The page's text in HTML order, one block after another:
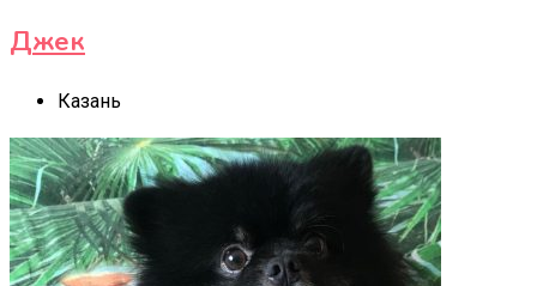
Джек
Казань